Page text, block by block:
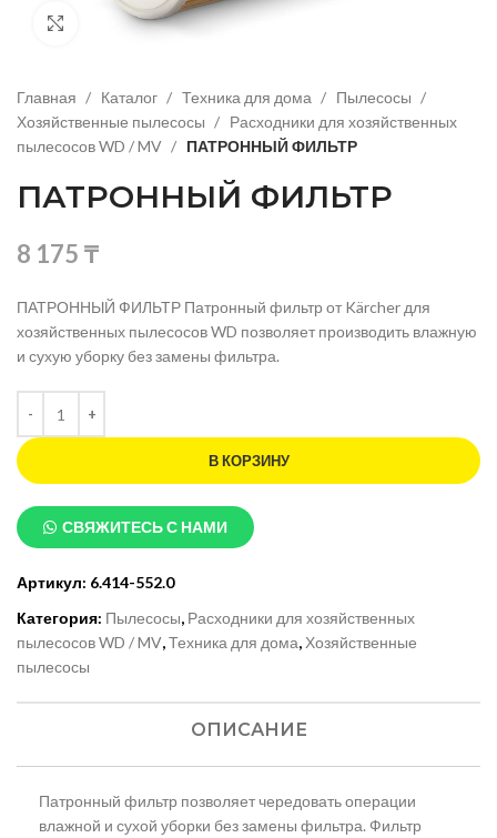
Нажмите, чтобы увеличить изображение
Главная Каталог Техника для дома
Пылесосы
Хозяйственные пылесосы
Расходники для хозяйственных
пылесосов WD / MV
ПАТРОННЫЙ ФИЛЬТР
ПАТРОННЫЙ ФИЛЬТР
8 175 ₸
ПАТРОННЫЙ ФИЛЬТР Патронный фильтр от Kärcher для
хозяйственных пылесосов WD позволяет производить влажную
и сухую уборку без замены фильтра.
В КОРЗИНУ
СВЯЖИТЕСЬ С НАМИ
Артикул: 6.414-552.0
Категория: Пылесосы, Расходники для хозяйственных
пылесосов WD / MV,Техника для дома, Хозяйственные
пылесосы
ОПИСАНИЕ
Патронный фильтр позволяет чередовать операции
влажной и сухой уборки без замены фильтра. Фильтр